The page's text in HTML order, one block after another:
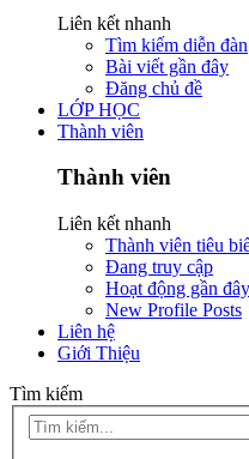
Liên kết nhanh
Tìm kiếm diễn đàn
Bài viết gần đây
Đăng chủ đề
LỚP HỌC
Thành viên
Thành viên
Liên kết nhanh
Thành viên tiêu
Đang truy cập
Hoạt động gần đây
New Profile Posts
Liên hệ
Giới Thiệu
Tìm kiếm